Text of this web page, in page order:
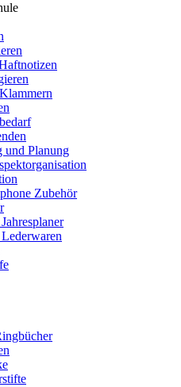
und Planung
Zubehör